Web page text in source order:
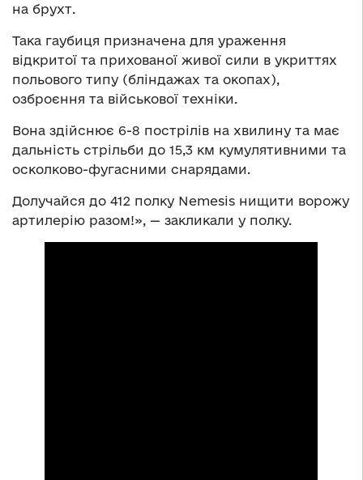
на брухт.
Така гаубиця призначена для ураження
відкритої та прихованої живої сили в укриттях
польового типу (бліндажах та окопах),
озброєння та військової техніки.
Вона здійснює 6-8 пострілів на хвилину та має
дальність стрільби до 15,3 км кумулятивними та
осколково-фугасними снарядами.
Долучайся до 412 полку Nemesis нищити ворожу
артилерію разом!», — закликали у полку.